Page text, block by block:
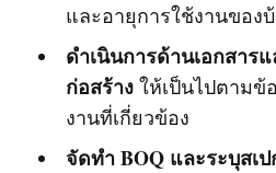
และอายุการใช้งานของ
ดำเนินการด้านเอกสาร
ก่อสร้างให้เป็นไปตามข้
งานที่เกี่ยวข้อง
จัดทำ BOQ และระบุสเ